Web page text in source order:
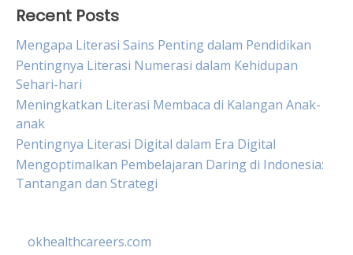
Recent Posts
Mengapa Literasi Sains Penting dalam Pendidikan
Pentingnya Literasi Numerasi dalam Kehidupan
Sehari-hari
Meningkatkan Literasi Membaca di Kalangan Anak-
anak
Pentingnya Literasi Digital dalam Era Digital
Mengoptimalkan Pembelajaran Daring di Indonesia:
Tantangan dan Strategi
okhealthcareers.com